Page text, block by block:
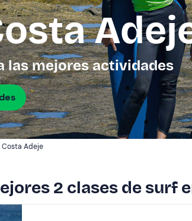
en toda España
Regala una tarjeta
las mejores actividades
Costa Adeje
2 clases de surf